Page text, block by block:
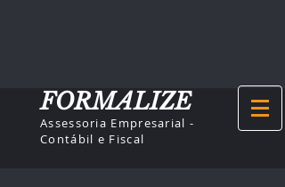
Assessoria Empresarial -
Contábil e Fiscal
FORMALIZE